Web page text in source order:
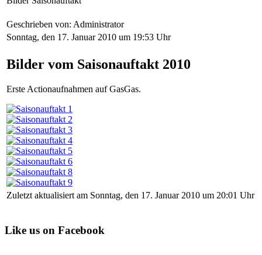
Geschrieben von: Administrator
Sonntag, den 17. Januar 2010 um 19:53 Uhr
Bilder vom Saisonauftakt 2010
Erste Actionaufnahmen auf GasGas.
Zuletzt aktualisiert am Sonntag, den 17. Januar 2010 um 20:01 Uhr
Like us on Facebook